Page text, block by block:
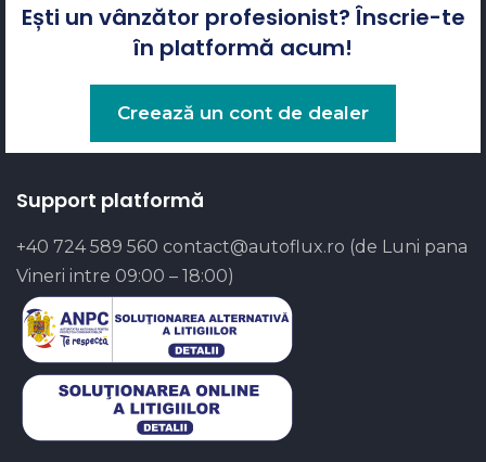
Ești un vânzător profesionist? Înscrie-te
în platformă acum!
Creează un cont de dealer
Support platformă
+40 724 589 560 contact@autoflux.ro (de Luni pana
Vineri intre 09:00 – 18:00)